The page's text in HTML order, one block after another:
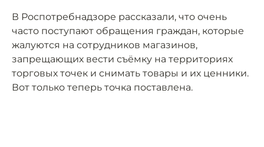
В Роспотребнадзоре рассказали, что очень
часто поступают обращения граждан, которые
жалуются на сотрудников магазинов,
запрещающих вести съёмку на территориях
торговых точек и снимать товары и их ценники.
Вот только теперь точка поставлена.